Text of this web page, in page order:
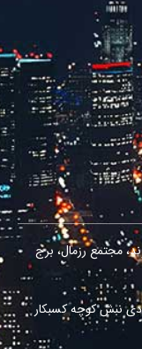
مجتمع رزمال، برج
نبش کوچه کسبکار